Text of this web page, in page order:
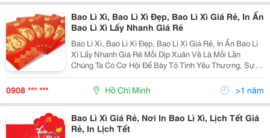
Bao Lì Xì, Bao Lì Xì Đẹp, Bao Lì Xì Giá Rẻ, In Ấn
Bao Lì Xì Lấy Nhanh Giá Rẻ
Bao Lì Xì, Bao Lì Xì Đẹp, Bao Lì Xì Giá Rẻ, In Ấn Bao Lì
Xì Lấy Nhanh Giá Rẻ Mỗi Dịp Xuân Về Là Mỗi Lần
Chúng Ta Có Cơ Hội Để Bày Tỏ Tình Yêu Thương, Sự
Quan Tâm Và Tri Ân Những Người Thân, Khách Hàng,
Đối Tác Làm Ăn Của Mỗi Cá Nhân, Tập Thể. Xuất
0908 *** *** Hồ Chí Minh >1 năm
Bao Lì Xì Giá Rẻ, Nơi In Bao Lì Xì, Lịch Tết Giá
Rẻ, In Lịch Tết